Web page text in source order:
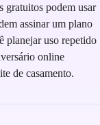
gratuitos podem usar
assinar um plano
planejar uso repetido
online
de casamento.